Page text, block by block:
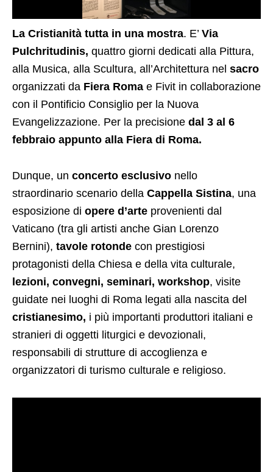
La Cristianità tutta in una mostra. E’ Via
Pulchritudinis, quattro giorni dedicati alla Pittura,
alla Musica, alla Scultura, all’Architettura nel sacro
organizzati da Fiera Roma e Fivit in collaborazione
con il Pontificio Consiglio per la Nuova
Evangelizzazione. Per la precisione dal 3 al 6
febbraio appunto alla Fiera di Roma.
Dunque, un concerto esclusivo nello
straordinario scenario della Cappella Sistina, una
esposizione di opere d’arte provenienti dal
Vaticano (tra gli artisti anche Gian Lorenzo
Bernini), tavole rotonde con prestigiosi
protagonisti della Chiesa e della vita culturale,
lezioni, convegni, seminari, workshop, visite
guidate nei luoghi di Roma legati alla nascita del
cristianesimo, i più importanti produttori italiani e
stranieri di oggetti liturgici e devozionali,
responsabili di strutture di accoglienza e
organizzatori di turismo culturale e religioso.